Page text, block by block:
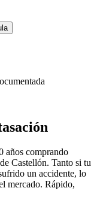
años comprando
Castellón. Tanto si tu
un accidente, lo
mercado. Rápido,